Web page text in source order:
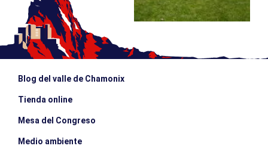
Blog del valle de Chamonix
Tienda online
Mesa del Congreso
Medio ambiente